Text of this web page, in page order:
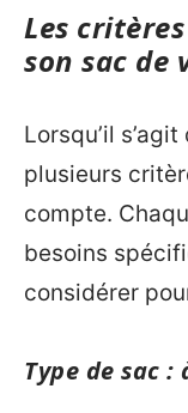
Les
son sac de
Lorsqu’il
plusieurs
compte.
besoins
considérer
Type de sac :